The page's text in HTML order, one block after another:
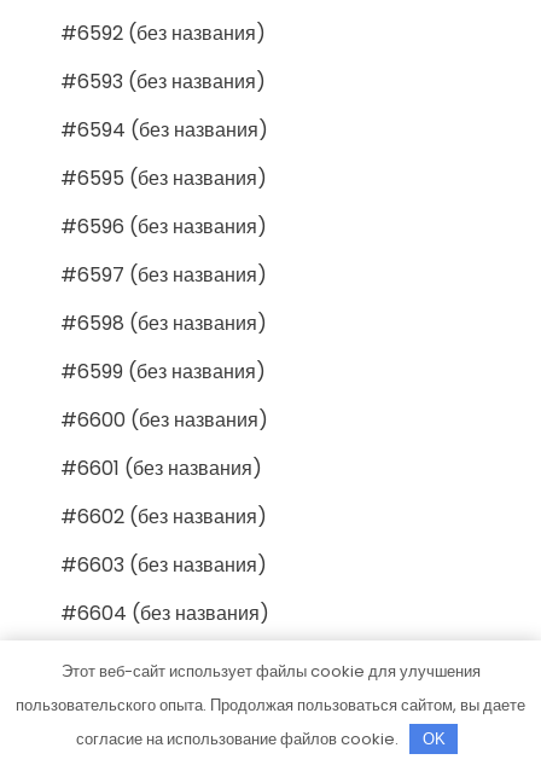
#6592 (без названия)
#6593 (без названия)
#6594 (без названия)
#6595 (без названия)
#6596 (без названия)
#6597 (без названия)
#6598 (без названия)
#6599 (без названия)
#6600 (без названия)
#6601 (без названия)
#6602 (без названия)
#6603 (без названия)
#6604 (без названия)
#6605 (без названия)
#6606 (без названия)
Этот веб-сайт использует файлы cookie для улучшения
пользовательского опыта. Продолжая пользоваться сайтом, вы даете
согласие на использование файлов cookie.
OK